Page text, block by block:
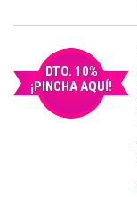
DTO. 10%
¡PINCHA AQUÍ!